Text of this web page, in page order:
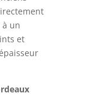
à un
et